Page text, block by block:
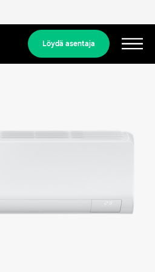
Löydä asentaja